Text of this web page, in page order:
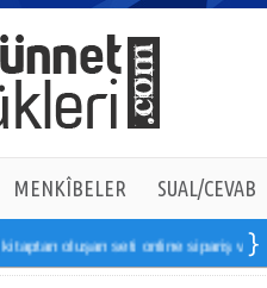
MENKÎBELER SUAL/CEVAB
seti online sipariş verebilirsiniz